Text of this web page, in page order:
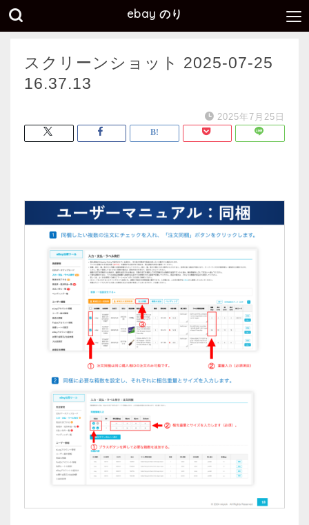
ebay のり
スクリーンショット 2025-07-25
16.37.13
2025年7月25日